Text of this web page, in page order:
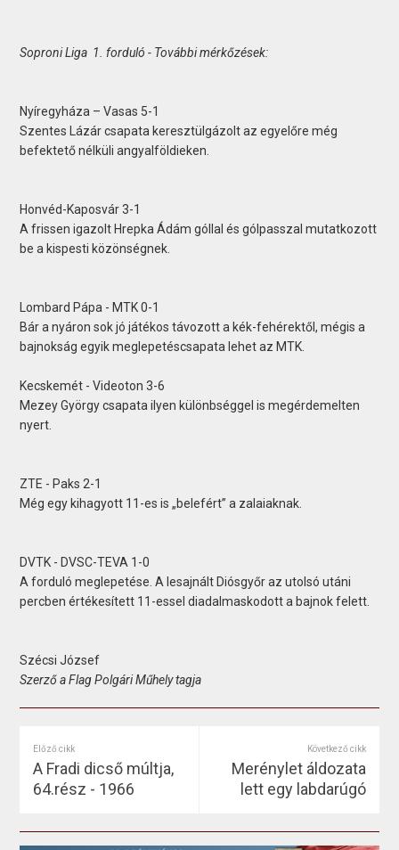
Soproni Liga 1. forduló - További mérkőzések:
Nyíregyháza – Vasas 5-1
Szentes Lázár csapata keresztülgázolt az egyelőre még
befektető nélküli angyalföldieken.
Honvéd-Kaposvár 3-1
A frissen igazolt Hrepka Ádám góllal és gólpasszal mutatkozott
be a kispesti közönségnek.
Lombard Pápa - MTK 0-1
Bár a nyáron sok jó játékos távozott a kék-fehérektől, mégis a
bajnokság egyik meglepetéscsapata lehet az MTK.
Kecskemét - Videoton 3-6
Mezey György csapata ilyen különbséggel is megérdemelten
nyert.
ZTE - Paks 2-1
Még egy kihagyott 11-es is „belefért” a zalaiaknak.
DVTK - DVSC-TEVA 1-0
A forduló meglepetése. A lesajnált Diósgyőr az utolsó utáni
percben értékesített 11-essel diadalmaskodott a bajnok felett.
Szécsi József
Szerző a Flag Polgári Műhely tagja
Előző cikk
A Fradi dicső múltja,
64.rész - 1966
Következő cikk
Merénylet áldozata
lett egy labdarúgó